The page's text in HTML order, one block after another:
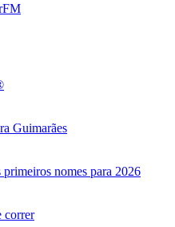
Guimarães
nomes para 2026
correr